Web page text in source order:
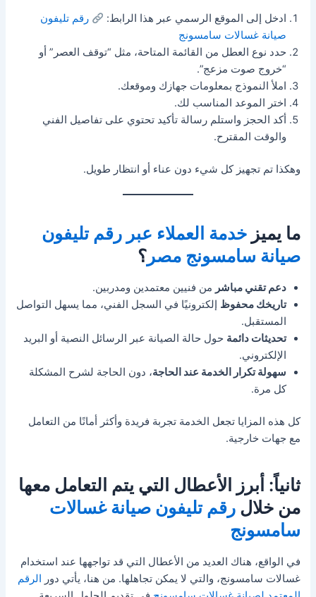
ادخل إلى الموقع الرسمي عبر هذا الرابط:
رقم تليفون
صيانة غسالات سامسونج
حدد نوع العطل من القائمة المتاحة، مثل “توقف العصر” أو
“خروج صوت مزعج”.
املأ النموذج بمعلومات جهازك وموقعك.
اختر الموعد المناسب لك.
أكد الحجز واستلم رسالة تأكيد تحتوي على تفاصيل الفني
والوقت المقترح.
وهكذا تم تجهيز كل شيء دون عناء أو انتظار طويل.
ما يميزخدمة العملاء عبر رقم تليفون
صيانة سامسونج مصر؟
دعم تقني مباشر من فنيين معتمدين ومدربين.
تاريخك محفوظ إلكترونيًا في السجل الفني، مما يسهل التواصل
المستقبل.
تحديثات دائمة حول حالة الصيانة عبر الرسائل النصية أو البريد
الإلكتروني.
سهولة تكرار الخدمة عند الحاجة، دون الحاجة لشرح المشكلة
كل مرة.
كل هذه المزايا تجعل الخدمة تجربة فريدة وأكثر أمانًا من التعامل
مع جهات خارجية.
ثانياً: أبرز الأعطال التي يتم التعامل معها
من خلالرقم تليفون صيانة غسالات
سامسونج
في الواقع، هناك العديد من الأعطال التي قد تواجهها عند استخدام
غسالات سامسونج، والتي لا يمكن تجاهلها. من هنا، يأتي دور الرقم